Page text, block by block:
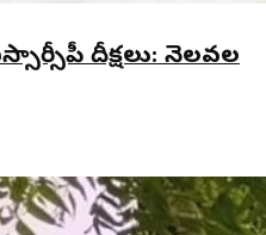
దీక్షలు: నెలవల